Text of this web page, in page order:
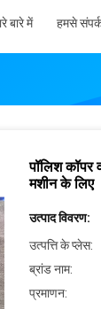
बारे में हमसे
पॉलिश कॉपर
मशीन के लिए
उत्पाद विवरण:
उत्पत्ति के प्लेस:
ब्रांड नाम:
प्रमाणन: